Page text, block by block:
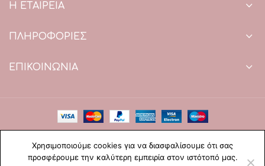
Η ΕΤΑΙΡΕΙΑ
ΠΛΗΡΟΦΟΡΙΕΣ
ΕΠΙΚΟΙΝΩΝΙΑ
Web Design & development by web-idea.gr
Χρησιμοποιούμε cookies για να διασφαλίσουμε ότι σας
προσφέρουμε την καλύτερη εμπειρία στον ιστότοπό μας.